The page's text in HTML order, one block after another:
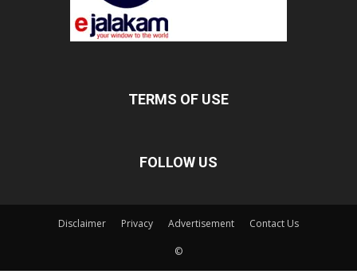
TERMS OF USE
FOLLOW US
Disclaimer Privacy Advertisement Contact Us
©